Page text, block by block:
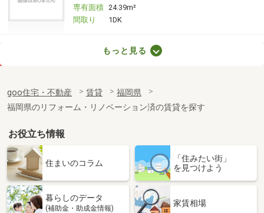
専有面積 24.39m²
間取り
1DK
福岡県福岡市博多区千代４丁目
専有面積
24.96m²
間取り
1K
福岡県久留米市津福今町
価 格
6.50万円
福岡県久留米市津福今町
専有面積 55m²
間取り
もっと見る
goo住宅・不動産 賃貸
福岡県
福岡県のリフォーム・リノベーション済の賃貸を探す
お役立ち情報
住まいのコラム
「住みたい街」
を見つけよう
暮らしのデータ
(補助金・助成金情報)
家賃相場